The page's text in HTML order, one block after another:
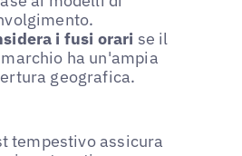
i fusi orari se il
ha un'ampia
geografica.
tempestivo assicura